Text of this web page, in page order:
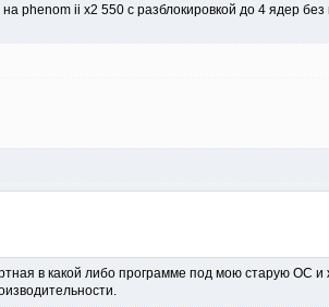
phenom ii x2 550 с разблокировкой до 4 ядер без
в какой либо программе под мою старую ОС и